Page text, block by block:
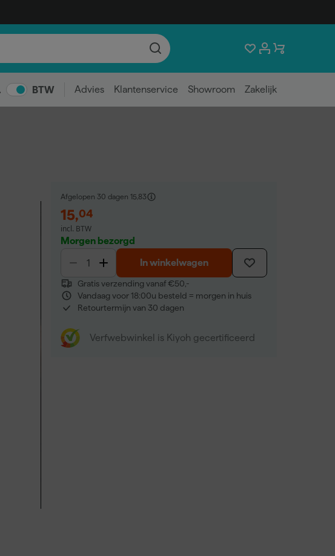
BTW Advies Klantenservice Showroom Zakelijk
Afgelopen 30 dagen 15,83
15,04
incl. BTW
Morgen bezorgd
In winkelwagen
Gratis verzending vanaf €50,-
Vandaag voor 18:00u besteld = morgen in huis
Retourtermijn van 30 dagen
Verfwebwinkel is Kiyoh gecertificeerd